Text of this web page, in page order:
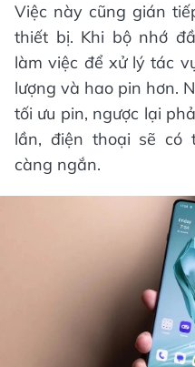
Việc này cũng gián
thiết bị. Khi bộ nhớ
làm việc để xử lý tác
lượng và hao pin hơn.
tối ưu pin, ngược lại
lần, điện thoại sẽ có
càng ngắn.